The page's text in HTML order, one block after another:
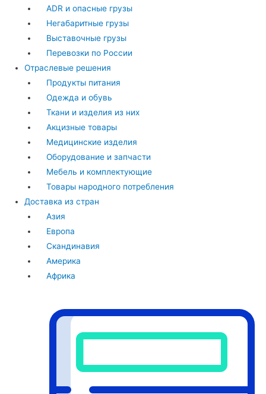
ADR и опасные грузы
Негабаритные грузы
Выставочные грузы
Перевозки по России
Отраслевые решения
Продукты питания
Одежда и обувь
Ткани и изделия из них
Акцизные товары
Медицинские изделия
Оборудование и запчасти
Мебель и комплектующие
Товары народного потребления
Доставка из стран
Азия
Европа
Скандинавия
Америка
Африка